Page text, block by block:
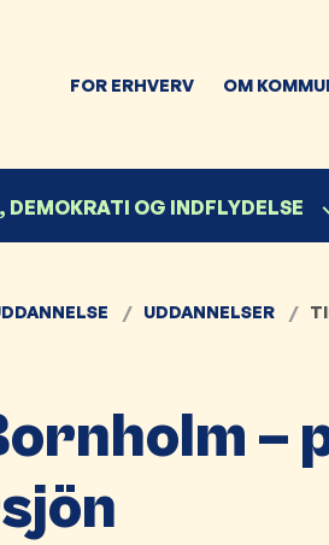
FOR ERHVERV OM
DEMOKRATI OG INDFLYDELSE
UDDANNELSER
–